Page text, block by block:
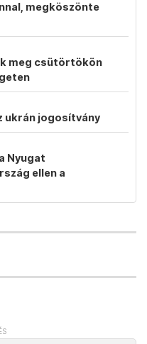
megköszönte
meg csütörtökön
ukrán jogosítvány
Nyugat
ellen a